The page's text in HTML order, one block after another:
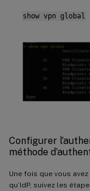
show vpn global
Configurer
méthode
Une fois que vous
qu’IdP, suivez les